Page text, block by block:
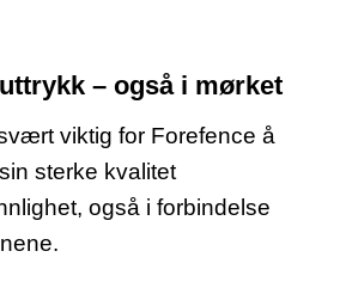
– også i mørket
viktig for Forefence å
sterke kvalitet
også i forbindelse